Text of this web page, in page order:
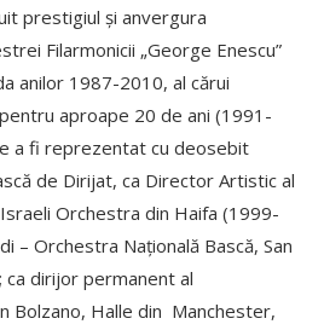
prestigiul și anvergura
Filarmonicii „George Enescu”
anilor 1987-2010, al cărui
aproape 20 de ani (1991-
a fi reprezentat cu deosebit
de Dirijat, ca Director Artistic al
Orchestra din Haifa (1999-
– Orchestra Națională Bască, San
dirijor permanent al
Bolzano, Halle din Manchester,